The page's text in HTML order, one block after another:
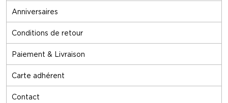
Anniversaires
Conditions de retour
Paiement & Livraison
Carte adhérent
Contact